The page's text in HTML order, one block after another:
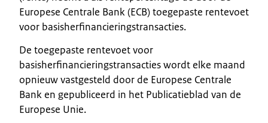
Europese Centrale Bank (ECB) toegepaste rentevoet
voor basisherfinancieringstransacties.
De toegepaste rentevoet voor
basisherfinancieringstransacties wordt elke maand
opnieuw vastgesteld door de Europese Centrale
Bank en gepubliceerd in het Publicatieblad van de
Europese Unie.